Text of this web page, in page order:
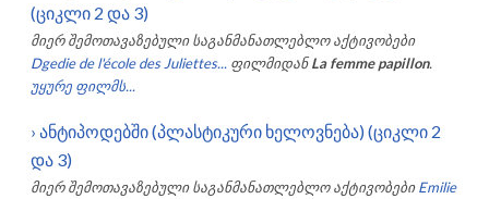
(ციკლი 2 და 3)
მიერ შემოთავაზებული საგანმანათლებლო აქტივობები
Dgedie de l'école des Juliettes... ფილმიდან La femme papillon.
უყურე ფილმს...
› ანტიპოდებში (პლასტიკური ხელოვნება) (ციკლი 2
და 3)
მიერ შემოთავაზებული საგანმანათლებლო აქტივობები Emilie